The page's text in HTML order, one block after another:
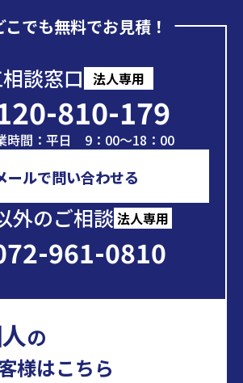
でも無料でお見積！
談窓口 法人専用
810-179
時間：平日 9：00～18：00
ールで問い合わせる
外のご相談 法人専用
961-0810
の
様はこちら